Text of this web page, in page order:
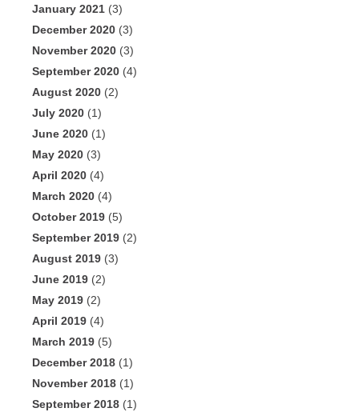
January 2021 (3)
December 2020 (3)
November 2020 (3)
September 2020 (4)
August 2020 (2)
July 2020 (1)
June 2020 (1)
May 2020 (3)
April 2020 (4)
March 2020 (4)
October 2019 (5)
September 2019 (2)
August 2019 (3)
June 2019 (2)
May 2019 (2)
April 2019 (4)
March 2019 (5)
December 2018 (1)
November 2018 (1)
September 2018 (1)